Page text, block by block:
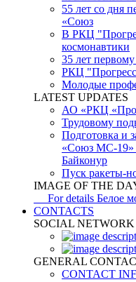
55 лет со дня
«Союз
В РКЦ
космонавтики
35 лет
РКЦ
Молодые
LATEST UPDATES
АО «РКЦ
Трудовому
Подготовка и
«Союз МС-19»
Байконур
Пуск ракеты-
IMAGE OF THE
For details Белое
CONTACTS
SOCIAL NETWORK
GENERAL
CONTACT